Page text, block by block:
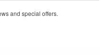
and special offers.